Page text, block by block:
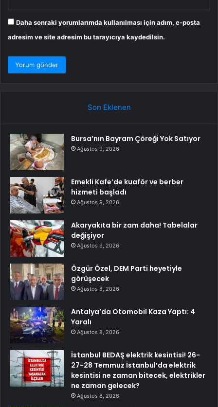
Daha sonraki yorumlarımda kullanılması için adım, e-posta
adresim ve site adresim bu tarayıcıya kaydedilsin.
Son Eklenen
Bursa’nın Bayram Çöreği Yok Satıyor
Ağustos 9, 2026
Emekli Kafe’de kuaför ve berber
hizmeti başladı
Ağustos 9, 2026
Akaryakıta bir zam daha! Tabelalar
değişiyor
Ağustos 9, 2026
Özgür Özel, DEM Parti heyetiyle
görüşecek
Ağustos 8, 2026
Antalya’da Otomobil Kaza Yaptı: 4
Yaralı
Ağustos 8, 2026
İstanbul BEDAŞ elektrik kesintisi! 26-
27-28 Temmuz İstanbul’da elektrik
kesintisi ne zaman bitecek, elektrikler
ne zaman gelecek?
Ağustos 8, 2026